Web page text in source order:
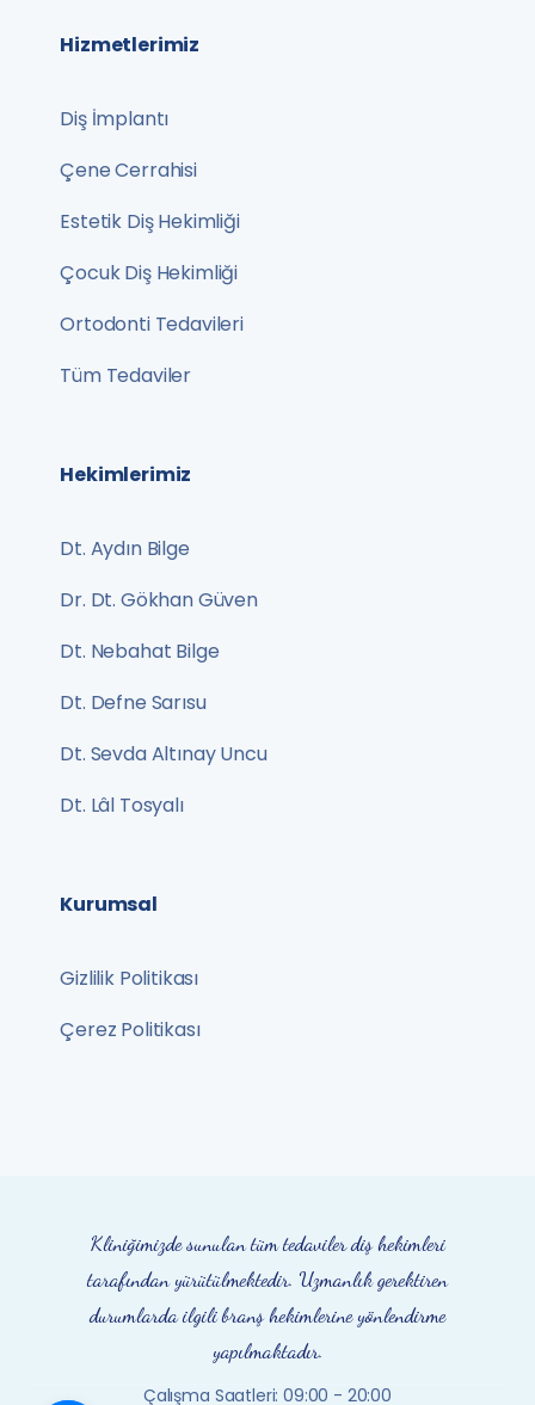
Hizmetlerimiz
Diş İmplantı
Çene Cerrahisi
Estetik Diş Hekimliği
Çocuk Diş Hekimliği
Ortodonti Tedavileri
Tüm Tedaviler
Hekimlerimiz
Dt. Aydın Bilge
Dr. Dt. Gökhan Güven
Dt. Nebahat Bilge
Dt. Defne Sarısu
Dt. Sevda Altınay Uncu
Dt. Lâl Tosyalı
Kurumsal
Gizlilik Politikası
Çerez Politikası
Kliniğimizde sunulan tüm tedaviler diş hekimleri
tarafından yürütülmektedir. Uzmanlık gerektiren
durumlarda ilgili branş hekimlerine yönlendirme
yapılmaktadır.
Çalışma Saatleri: 09:00 - 20:00